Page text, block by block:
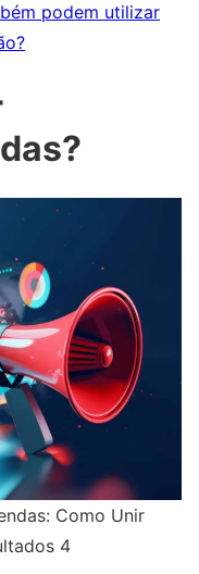
podem utilizar
Como Unir
4